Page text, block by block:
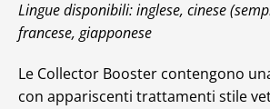
Lingue disponibili: inglese, cinese
francese, giapponese
Le Collector Booster contengono
con appariscenti trattamenti stile